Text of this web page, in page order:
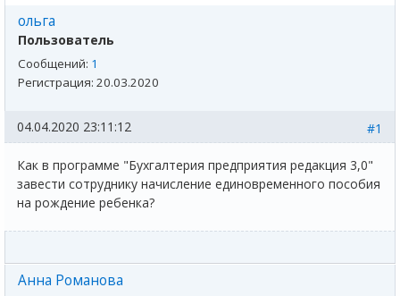
ольга
Пользователь
Сообщений: 1
Регистрация: 20.03.2020
#1
04.04.2020 23:11:12
Как в программе "Бухгалтерия предприятия редакция 3,0"
завести сотруднику начисление единовременного пособия
на рождение ребенка?
Анна Романова